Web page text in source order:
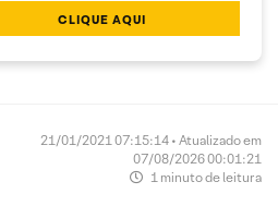
CLIQUE AQUI
21/01/2021 07:15:14 • Atualizado em
07/08/2026 00:01:21
1 minuto de leitura